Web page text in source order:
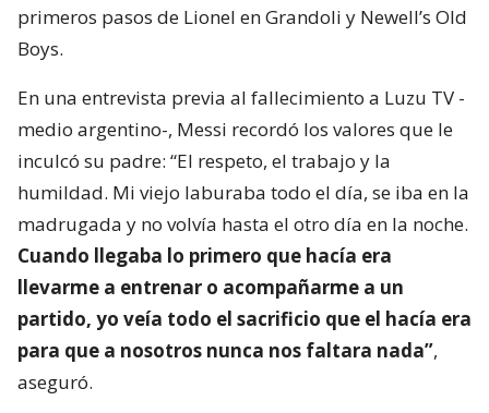
primeros pasos de Lionel en Grandoli y Newell’s Old
Boys.
En una entrevista previa al fallecimiento a Luzu TV -
medio argentino-, Messi recordó los valores que le
inculcó su padre: “El respeto, el trabajo y la
humildad. Mi viejo laburaba todo el día, se iba en la
madrugada y no volvía hasta el otro día en la noche.
Cuando llegaba lo primero que hacía era
llevarme a entrenar o acompañarme a un
partido, yo veía todo el sacrificio que el hacía era
para que a nosotros nunca nos faltara nada”,
aseguró.